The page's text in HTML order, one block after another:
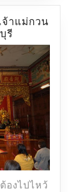
าแม่กวน
รี
เมตตา
ธรรม
โพธิญาณ
ไหว้
เจ้า
แม่
กวน
อิม
พัน
กร
เที่ยว
กาญจนบุรี
องไปไหว้